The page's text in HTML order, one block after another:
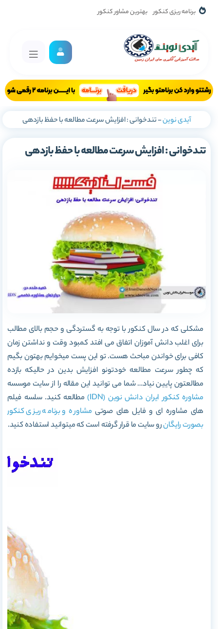
برنامه ریزی کنکور بهترین مشاور کنکور
آیدی نوین-تندخوانی : افزایش سرعت مطالعه با حفظ بازدهی
تندخوانی : افزایش سرعت مطالعه با حفظ بازدهی
مشکلی که در سال کنکور با توجه به گستردگی و حجم بالای مطالب
برای اغلب دانش آموزان اتفاق می افتد کمبود وقت و نداشتن زمان
کافی برای خواندن مباحث هست. تو این پست میخوایم بهتون بگیم
که چطور سرعت مطالعه خودتونو افزایش بدین در حالیکه بازده
مطالعتون پایین نیاد… شما می توانید این مقاله را از سایت موسسه
مشاوره کنکور ایران دانش نوین (IDN)
مطالعه کنید. سلسه فیلم
های مشاوره ای و فایل های صوتیمشاوره و برنامه ریزی کنکور
بصورت رایگانرو سایت ما قرار گرفته است که میتوانید استفاده کنید.